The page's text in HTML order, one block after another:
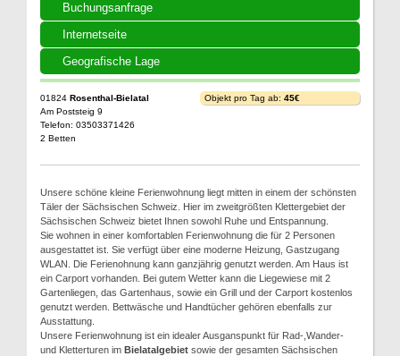
Buchungsanfrage
Internetseite
Geografische Lage
01824 Rosenthal-Bielatal
Am Poststeig 9
Telefon: 03503371426
2 Betten
Objekt pro Tag ab: 45€
Unsere schöne kleine Ferienwohnung liegt mitten in einem der schönsten
Täler der Sächsischen Schweiz. Hier im zweitgrößten Klettergebiet der
Sächsischen Schweiz bietet Ihnen sowohl Ruhe und Entspannung.
Sie wohnen in einer komfortablen Ferienwohnung die für 2 Personen
ausgestattet ist. Sie verfügt über eine moderne Heizung, Gastzugang
WLAN. Die Ferienohnung kann ganzjährig genutzt werden. Am Haus ist
ein Carport vorhanden. Bei gutem Wetter kann die Liegewiese mit 2
Gartenliegen, das Gartenhaus, sowie ein Grill und der Carport kostenlos
genutzt werden. Bettwäsche und Handtücher gehören ebenfalls zur
Ausstattung.
Unsere Ferienwohnung ist ein idealer Ausganspunkt für Rad-,Wander-
und Kletterturen im Bielatalgebiet sowie der gesamten Sächsischen